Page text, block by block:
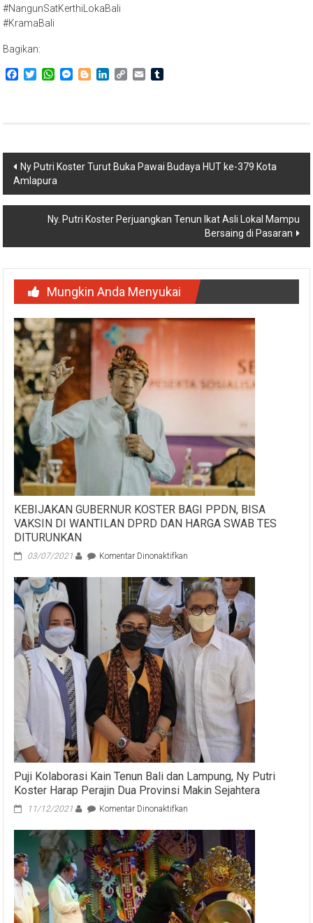
#NangunSatKerthiLokaBali
#KramaBali
Bagikan:
Facebook
TwitterWhatsApp
Messenger
BloggerLinkedIn
Copy Email
Navigasi
pos
Ny Putri Koster Turut Buka Pawai Budaya HUT ke-379 Kota
Amlapura
Ny. Putri Koster Perjuangkan Tenun Ikat Asli Lokal Mampu
Bersaing di Pasaran
Mungkin Anda Menyukai
KEBIJAKAN GUBERNUR KOSTER BAGI PPDN, BISA
VAKSIN DI WANTILAN DPRD DAN HARGA SWAB TES
DITURUNKAN
03/07/2021 Komentar Dinonaktifkan
GUBERNUR
KOSTER
BAGI
PPDN,
BISA
VAKSIN
DI
WANTILAN
DAN
HARGA
SWAB
TES
DITURUNKAN
Puji Kolaborasi Kain Tenun Bali dan Lampung, Ny Putri
Koster Harap Perajin Dua Provinsi Makin Sejahtera
11/12/2021 Komentar Dinonaktifkan
Kolaborasi
Kain
Tenun
Bali
dan
Lampung,
Ny